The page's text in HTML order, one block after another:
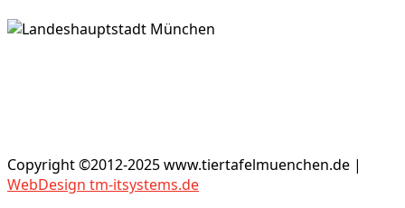
Copyright ©2012-2025 www.tiertafelmuenchen.de |
WebDesign tm-itsystems.de